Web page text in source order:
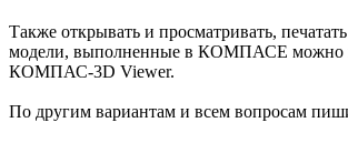
Также открывать и просматривать,
модели, выполненные в КОМПАСЕ можно
КОМПАС-3D Viewer.
По другим вариантам и всем вопросам